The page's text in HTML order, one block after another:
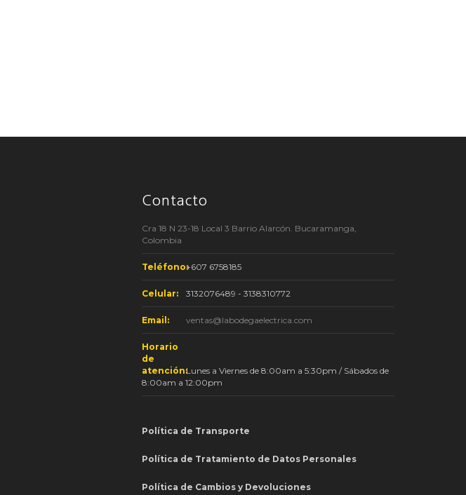
Contacto
Cra 18 N 23-18 Local 3 Barrio Alarcón. Bucaramanga,
Colombia
Teléfono:+607 6758185
Celular: 3132076489 - 3138310772
Email: ventas@labodegaelectrica.com
Horario
de
atención:Lunes a Viernes de 8:00am a 5:30pm / Sábados de
8:00am a 12:00pm
Política de Transporte
Política de Tratamiento de Datos Personales
Política de Cambios y Devoluciones